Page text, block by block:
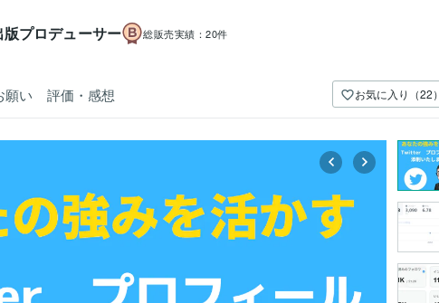
プロデューサー 総販売実績： 20件
願い 評価・感想 お気に入り（22）